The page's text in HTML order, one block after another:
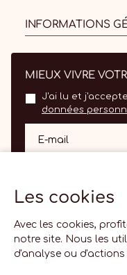
INFORMATIONS
MIEUX VIVRE
J'ai lu et
données
E-mail
Les cookies
Avec les cookies,
notre site. Nous les
d'analyse ou